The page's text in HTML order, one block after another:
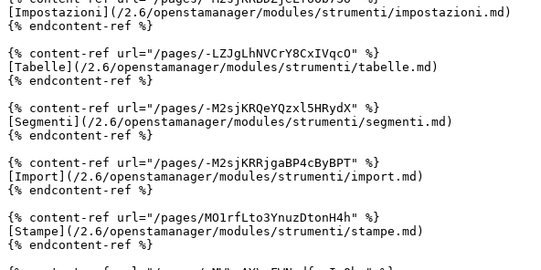
[Impostazioni](/2.6/openstamanager/modules/strumenti/impostazioni.md)
{% endcontent-ref %}
{% content-ref url="/pages/-LZJgLhNVCrY8CxIVqcO" %}
[Tabelle](/2.6/openstamanager/modules/strumenti/tabelle.md)
{% endcontent-ref %}
{% content-ref url="/pages/-M2sjKRQeYQzxl5HRydX" %}
[Segmenti](/2.6/openstamanager/modules/strumenti/segmenti.md)
{% endcontent-ref %}
{% content-ref url="/pages/-M2sjKRRjgaBP4cByBPT" %}
[Import](/2.6/openstamanager/modules/strumenti/import.md)
{% endcontent-ref %}
{% content-ref url="/pages/MO1rfLto3YnuzDtonH4h" %}
[Stampe](/2.6/openstamanager/modules/strumenti/stampe.md)
{% endcontent-ref %}